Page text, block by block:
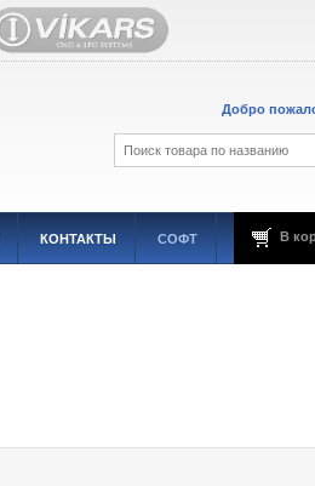
Добро
В
КОНТАКТЫ СОФТ